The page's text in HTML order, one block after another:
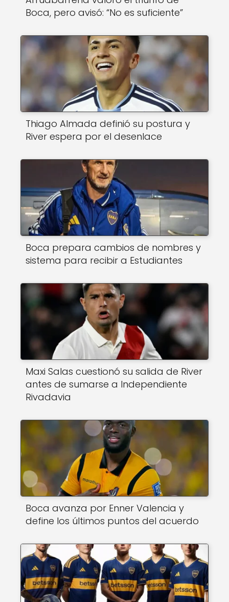
Boca, pero avisó: “No es suficiente”
Thiago Almada definió su postura y
River espera por el desenlace
Boca prepara cambios de nombres y
sistema para recibir a Estudiantes
Maxi Salas cuestionó su salida de River
antes de sumarse a Independiente
Rivadavia
Boca avanza por Enner Valencia y
define los últimos puntos del acuerdo